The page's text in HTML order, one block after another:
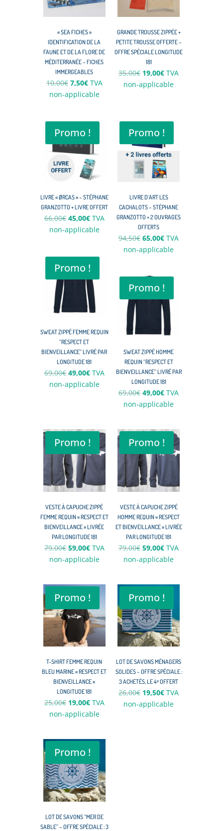
« SEA FICHES »
IDENTIFICATION DE LA
FAUNE ET DE LA FLORE DE
MÉDITERRANÉE – FICHES
IMMERGEABLES
10,00€ Le
prix
10,00€.
7,50€Le
prix
7,50€.
TVA
non-applicable
GRANDE TROUSSE ZIPPÉE +
PETITE TROUSSE OFFERTE –
OFFRE SPÉCIALE LONGITUDE
181
35,00€ Le
prix
19,00€Le
prix
TVA
non-applicable
Promo !
LIVRE « ØRCAS » – STÉPHANE
GRANZOTTO + LIVRE OFFERT
66,00€ Le
prix
66,00€.
45,00€Le
prix
45,00€.
TVA
non-applicable
Promo !
LIVRE D’ART LES
CACHALOTS – STÉPHANE
GRANZOTTO + 2 OUVRAGES
OFFERTS
94,50€ Le
prix
94,50€.
65,00€Le
prix
65,00€.
TVA
non-applicable
Promo !
SWEAT ZIPPÉ FEMME REQUIN
“RESPECT ET
BIENVEILLANCE” LIVRÉ PAR
LONGITUDE 181
69,00€ Le
prix
49,00€Le
prix
TVA
non-applicable
Promo !
SWEAT ZIPPÉ HOMME
REQUIN “RESPECT ET
BIENVEILLANCE” LIVRÉ PAR
LONGITUDE 181
69,00€ Le
prix
69,00€.
49,00€Le
prix
49,00€.
TVA
non-applicable
Promo !
VESTE À CAPUCHE ZIPPÉ
FEMME REQUIN « RESPECT ET
BIENVEILLANCE » LIVRÉE
PAR LONGITUDE 181
79,00€ Le
prix
79,00€.
59,00€Le
prix
59,00€.
TVA
non-applicable
Promo !
VESTE À CAPUCHE ZIPPÉ
HOMME REQUIN « RESPECT
ET BIENVEILLANCE » LIVRÉE
PAR LONGITUDE 181
79,00€ Le
prix
79,00€.
59,00€Le
prix
59,00€.
TVA
non-applicable
Promo !
T-SHIRT FEMME REQUIN
BLEU MARINE « RESPECT ET
BIENVEILLANCE »
LONGITUDE 181
25,00€ Le
prix
25,00€.
19,00€Le
prix
19,00€.
TVA
non-applicable
Promo !
LOT DE SAVONS MÉNAGERS
SOLIDES – OFFRE SPÉCIALE :
3 ACHETÉS, LE 4ᵉ OFFERT
26,00€ Le
prix
19,50€Le
prix
TVA
non-applicable
Promo !
LOT DE SAVONS “MER DE
SABLE” – OFFRE SPÉCIALE : 3